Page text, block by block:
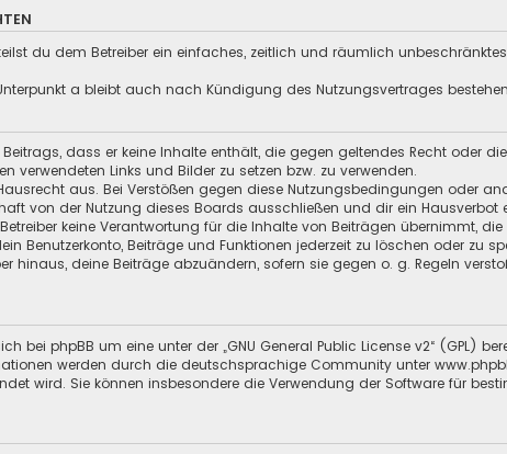
du dem Betreiber ein einfaches, zeitlich und räumlich
a bleibt auch nach Kündigung des Nutzungsvertrages
dass er keine Inhalte enthält, die gegen geltendes Recht oder
verwendeten Links und Bilder zu setzen bzw. zu verwenden.
aus. Bei Verstößen gegen diese Nutzungsbedingungen oder
von der Nutzung dieses Boards ausschließen und dir ein Hausverbot
keine Verantwortung für die Inhalte von Beiträgen übernimmt,
Benutzerkonto, Beiträge und Funktionen jederzeit zu löschen oder zu
hinaus, deine Beiträge abzuändern, sofern sie gegen o. g. Regeln
bei phpBB um eine unter der „GNU General Public License v2“ (GPL)
werden durch die deutschsprachige Community unter
wird. Sie können insbesondere die Verwendung der Software für